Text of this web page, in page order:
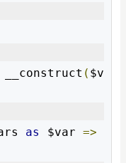
__construct ( $v
as $var =>